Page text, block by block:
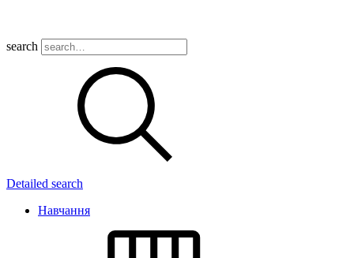
search
Detailed search
Навчання